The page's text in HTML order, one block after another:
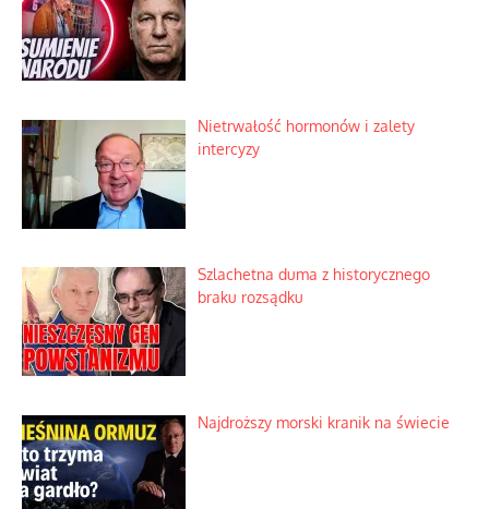
Nietrwałość hormonów i zalety
intercyzy
Szlachetna duma z historycznego
braku rozsądku
Najdroższy morski kranik na świecie